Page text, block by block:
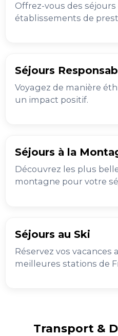
Offrez-vous des
établissements de
Séjours
Voyagez de manière
un impact positif.
Séjours à la
Découvrez les plus
montagne pour votre
Séjours au Ski
Réservez vos vacances
meilleures stations de
Transport &